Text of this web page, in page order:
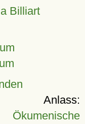
Billiart
Anlass: